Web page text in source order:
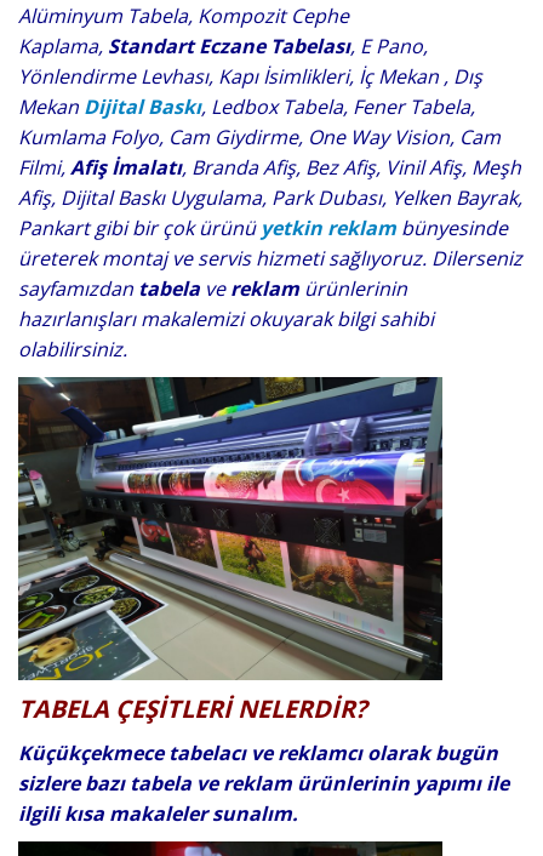
Alüminyum Tabela, Kompozit Cephe
Kaplama, Standart Eczane Tabelası, E Pano,
Yönlendirme Levhası, Kapı İsimlikleri, İç Mekan , Dış
Mekan Dijital Baskı, Ledbox Tabela, Fener Tabela,
Kumlama Folyo, Cam Giydirme, One Way Vision, Cam
Filmi,Afiş İmalatı, Branda Afiş, Bez Afiş, Vinil Afiş, Meşh
Afiş, Dijital Baskı Uygulama, Park Dubası, Yelken Bayrak,
Pankart gibi bir çok ürünü yetkin reklam bünyesinde
üreterek montaj ve servis hizmeti sağlıyoruz. Dilerseniz
sayfamızdan tabela vereklam ürünlerinin
hazırlanışları makalemizi okuyarak bilgi sahibi
olabilirsiniz.
TABELA ÇEŞİTLERİ NELERDİR?
Küçükçekmece tabelacı ve reklamcı olarak bugün
sizlere bazı tabela ve reklam ürünlerinin yapımı ile
ilgili kısa makaleler sunalım.